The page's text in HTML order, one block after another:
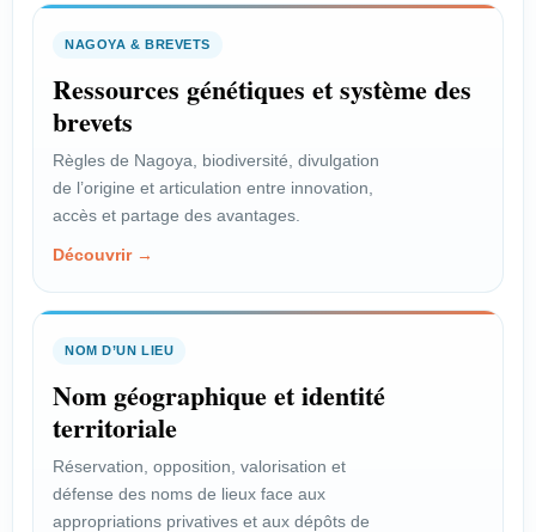
NAGOYA & BREVETS
Ressources génétiques et système des
brevets
Règles de Nagoya, biodiversité, divulgation
de l’origine et articulation entre innovation,
accès et partage des avantages.
Découvrir →
NOM D’UN LIEU
Nom géographique et identité
territoriale
Réservation, opposition, valorisation et
défense des noms de lieux face aux
appropriations privatives et aux dépôts de